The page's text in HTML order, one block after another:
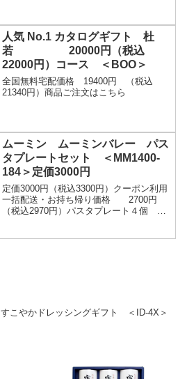
人気 No.1 カタログギフト 杜
若 20000円（税込
22000円）コース ＜BOO＞
全国無料宅配価格 19400円 （税込
21340円）商品ご注文はこちら
ムーミン ムーミンバレー パス
タプレートセット ＜MM1400-
184＞定価3000円
定価3000円（税込3300円）クーポン利用
一括配送・お持ち帰り価格 2700円
（税込2970円）パスタプレート４個
すこやかドレッシングギフト ＜ID-4X＞